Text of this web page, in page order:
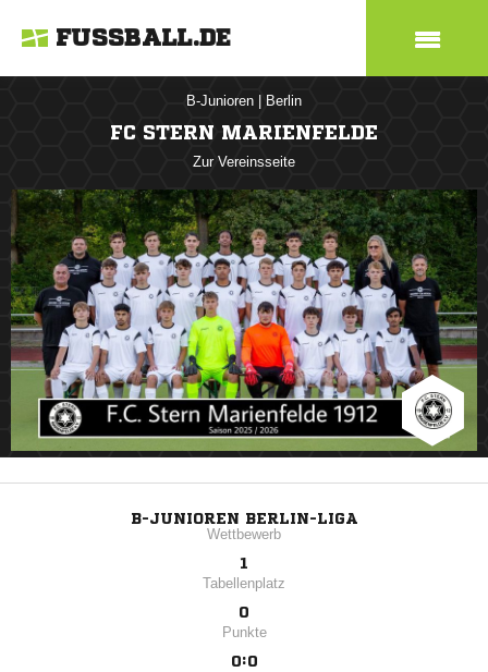
FUSSBALL.DE
B-Junioren Berlin
FC STERN MARIENFELDE
Zur Vereinsseite
B-JUNIOREN BERLIN-LIGA
Wettbewerb
1
Tabellenplatz
0
Punkte
0:0